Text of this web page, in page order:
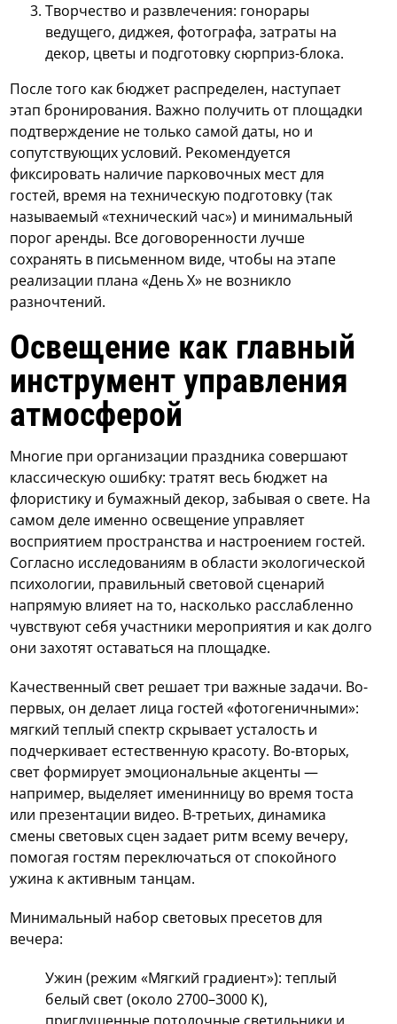
Творчество и развлечения: гонорары
ведущего, диджея, фотографа, затраты на
декор, цветы и подготовку сюрприз-блока.
После того как бюджет распределен, наступает
этап бронирования. Важно получить от площадки
подтверждение не только самой даты, но и
сопутствующих условий. Рекомендуется
фиксировать наличие парковочных мест для
гостей, время на техническую подготовку (так
называемый «технический час») и минимальный
порог аренды. Все договоренности лучше
сохранять в письменном виде, чтобы на этапе
реализации плана «День Х» не возникло
разночтений.
Освещение как главный
инструмент управления
атмосферой
Многие при организации праздника совершают
классическую ошибку: тратят весь бюджет на
флористику и бумажный декор, забывая о свете. На
самом деле именно освещение управляет
восприятием пространства и настроением гостей.
Согласно исследованиям в области экологической
психологии, правильный световой сценарий
напрямую влияет на то, насколько расслабленно
чувствуют себя участники мероприятия и как долго
они захотят оставаться на площадке.
Качественный свет решает три важные задачи. Во-
первых, он делает лица гостей «фотогеничными»:
мягкий теплый спектр скрывает усталость и
подчеркивает естественную красоту. Во-вторых,
свет формирует эмоциональные акценты —
например, выделяет именинницу во время тоста
или презентации видео. В-третьих, динамика
смены световых сцен задает ритм всему вечеру,
помогая гостям переключаться от спокойного
ужина к активным танцам.
Минимальный набор световых пресетов для
вечера:
Ужин (режим «Мягкий градиент»): теплый
белый свет (около 2700–3000 K),